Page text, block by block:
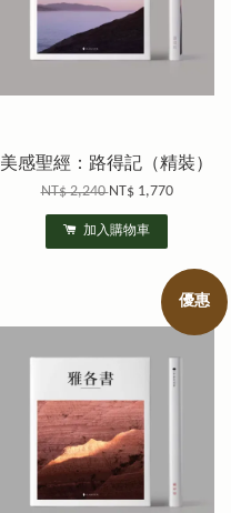
美感聖經：路得記（精裝）
NT$ 2,240NT$ 1,770
加入購物車
優惠